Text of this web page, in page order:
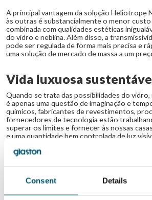
Consent Details
A principal vantagem da solução Heliotrope
às outras é substancialmente o menor
combinada com qualidades estéticas
do vidro e neblina. Além disso, a
pode ser regulada de forma mais precisa e
uma solução de mercado de massa a um
Vida luxuosa
Quando se trata das possibilidades do
é apenas uma questão de imaginação e
químicos, fabricantes de revestimentos,
fornecedores de tecnologia estão
superar os limites e fornecer às nossas
e uma quantidade bem controlada de luz
Torres inteiras com vidro comutável
temperatura de acordo com o tempo ou
torres pode ser conectada umas às outras –
para seus ocupantes e não apenas bloquear